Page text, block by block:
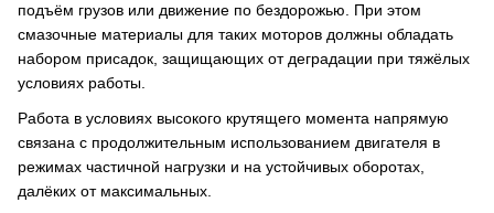
подъём грузов или движение по бездорожью. При этом
смазочные материалы для таких моторов должны обладать
набором присадок, защищающих от деградации при тяжёлых
условиях работы.
Работа в условиях высокого крутящего момента напрямую
связана с продолжительным использованием двигателя в
режимах частичной нагрузки и на устойчивых оборотах,
далёких от максимальных.